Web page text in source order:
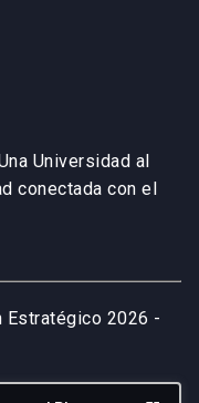
Universidad al
conectada con el
Estratégico 2026 -